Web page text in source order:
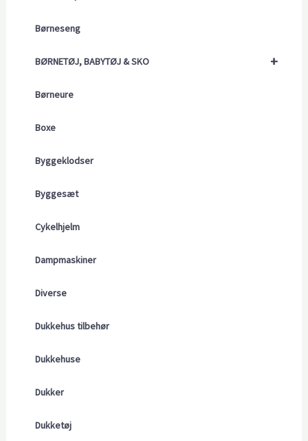
Børneseng
+
BØRNETØJ, BABYTØJ & SKO
Børneure
Boxe
Byggeklodser
Byggesæt
Cykelhjelm
Dampmaskiner
Diverse
Dukkehus tilbehør
Dukkehuse
Dukker
Dukketøj